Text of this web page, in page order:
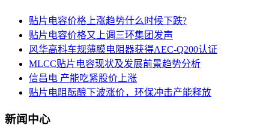
贴片电容价格上涨趋势什么时候下跌?
贴片电容价格又上调三环集团发声
风华高科车规薄膜电阻器获得AEC-Q200认证
MLCC贴片电容现状及发展前景趋势分析
信昌电 产能吃紧股价上涨
贴片电阻酝酿下波涨价，环保冲击产能释放
新闻中心